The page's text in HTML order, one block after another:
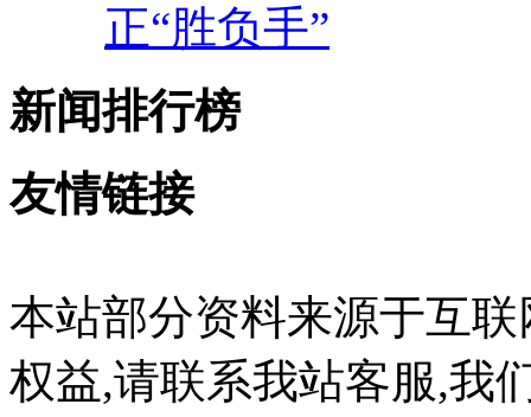
正“胜负手”
新闻排行榜
友情链接
本站部分资料来源于互
权益,请联系我站客服,我